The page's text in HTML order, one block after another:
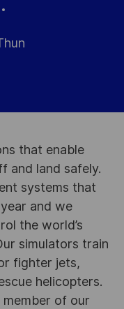
that enable
and land safely.
systems that
and we
the world’s
simulators train
fighter jets,
helicopters.
of our